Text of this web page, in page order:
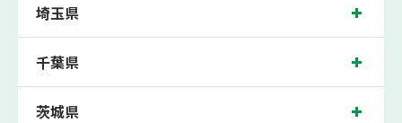
各小学校や、萱田中学校、大和田中学校、八千代中学校、高津中学校、東高津中学
トなどのテスト対策や高校受験・大学受験に向けた受験指導などを実施。
八千代中央近くの塾・個別指導塾。千葉県八千代市ゆりのき台の小学生・中学生・
高校生の成績アップの塾・個別指導塾なら「森塾 八千代中央校」へ。
埼玉県
千葉県
茨城県